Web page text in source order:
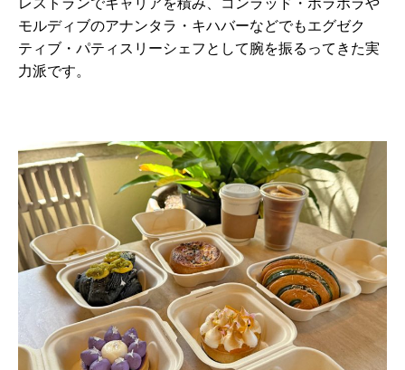
モルディブのアナンタラ・キハバーなどでもエグゼク
ティブ・パティスリーシェフとして腕を振るってきた実
力派です。